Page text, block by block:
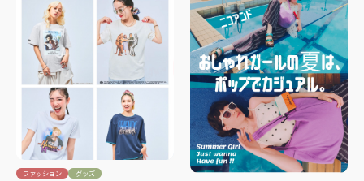
ファッション グッズ